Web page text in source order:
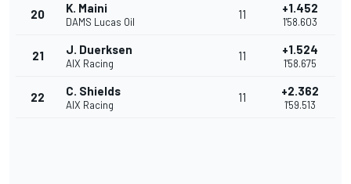
20 K. Maini
DAMS Lucas Oil
11 +1.452
1'58.603
21 J. Duerksen
AIX Racing
11 +1.524
1'58.675
22 C. Shields
AIX Racing
11 +2.362
1'59.513